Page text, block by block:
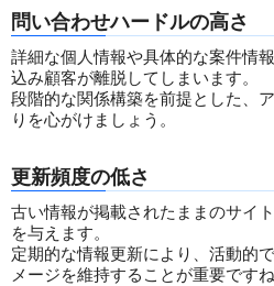
問い合わせハードルの高さ
詳細な個人情報や具体的な案件情
込み顧客が離脱してしまいます。
段階的な関係構築を前提とした、
りを心がけましょう。
更新頻度の低さ
古い情報が掲載されたままのサイ
を与えます。
定期的な情報更新により、活動的
メージを維持することが重要ですね